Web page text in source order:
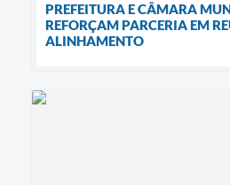
PREFEITURA E CÂMARA
REFORÇAM PARCERIA EM
ALINHAMENTO